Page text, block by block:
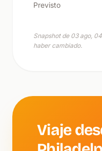
Previsto
Snapshot de 03 ago,
haber cambiado.
Viaje